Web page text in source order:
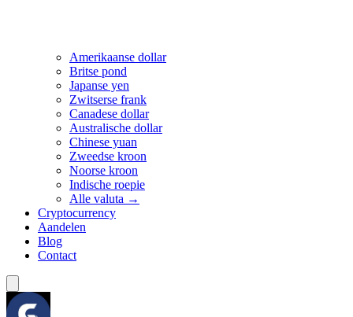
Amerikaanse dollar
Britse pond
Japanse yen
Zwitserse frank
Canadese dollar
Australische dollar
Chinese yuan
Zweedse kroon
Noorse kroon
Indische roepie
Alle valuta →
Cryptocurrency
Aandelen
Blog
Contact